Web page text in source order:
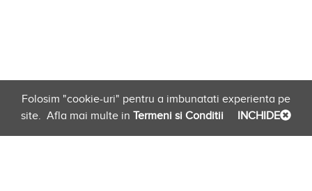
Folosim "cookie-uri" pentru a imbunatati experienta pe
site. Afla mai multe in Termeni si Conditii INCHIDE